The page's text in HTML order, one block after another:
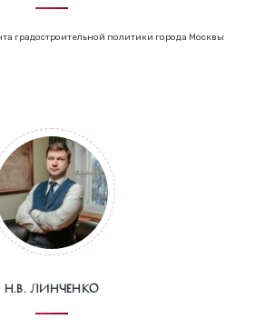
градостроительной политики города Москвы
Н.В. Линченко